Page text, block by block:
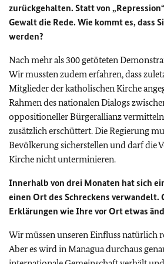
zurückgehalten. Statt von
Gewalt die Rede. Wie kommt es, dass
werden?
Nach mehr als 300 getöteten
Wir mussten zudem erfahren, dass
Mitglieder der katholischen Kirche
Rahmen des nationalen Dialogs
oppositioneller Bürgerallianz vermitteln
zusätzlich erschüttert. Die Regierung
Bevölkerung sicherstellen und darf die
Kirche nicht unterminieren.
Innerhalb von drei Monaten hat sich
einen Ort des Schreckens verwandelt.
Erklärungen wie Ihre vor Ort etwas
Wir müssen unseren Einfluss natürlich
Aber es wird in Managua durchaus